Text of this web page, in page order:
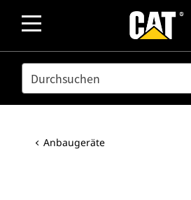
SEARCH
Anbaugeräte